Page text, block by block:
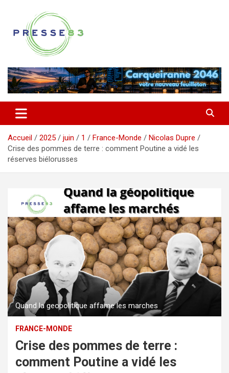
contenu
Presse 83
Accueil 2025 juin 1 France-Monde
Nicolas Dupre
Crise des pommes de terre : comment Poutine a vidé les
réserves biélorusses
Quand la geopolitique affame les marches
FRANCE-MONDE
Crise des pommes de terre :
comment Poutine a vidé les